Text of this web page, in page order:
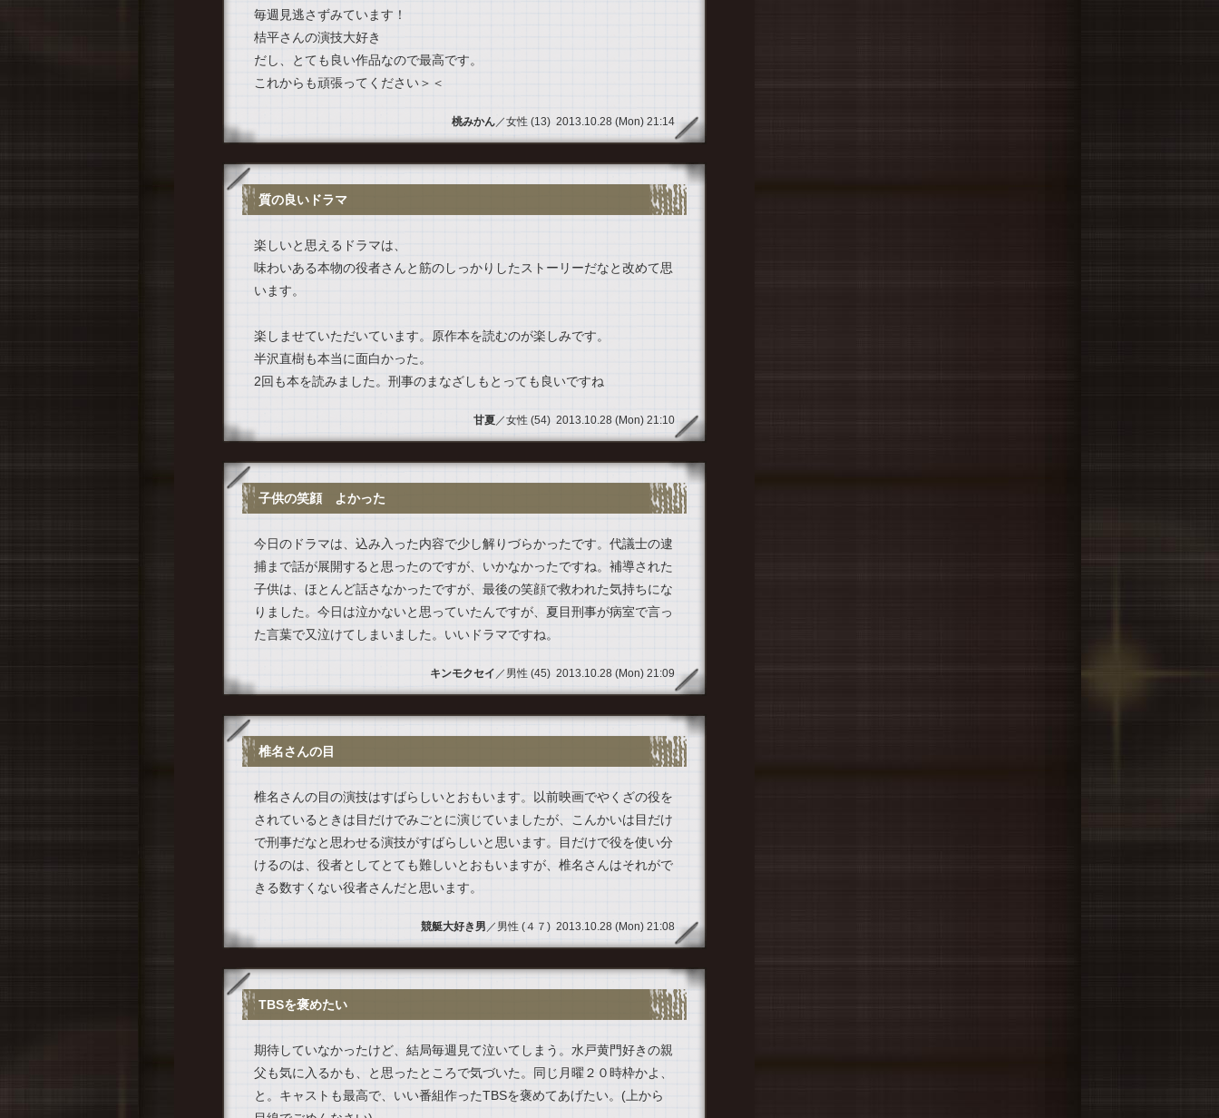
毎週見逃さずみています！
桔平さんの演技大好き
だし、とても良い作品なので最高です。
これからも頑張ってください＞＜
桃みかん／女性 (13) 2013.10.28 (Mon) 21:14
質の良いドラマ
楽しいと思えるドラマは、
味わいある本物の役者さんと筋のしっかりしたストーリーだなと改めて思
います。
楽しませていただいています。原作本を読むのが楽しみです。
半沢直樹も本当に面白かった。
2回も本を読みました。刑事のまなざしもとっても良いですね
甘夏／女性 (54) 2013.10.28 (Mon) 21:10
子供の笑顔 よかった
今日のドラマは、込み入った内容で少し解りづらかったです。代議士の逮
捕まで話が展開すると思ったのですが、いかなかったですね。補導された
子供は、ほとんど話さなかったですが、最後の笑顔で救われた気持ちにな
りました。今日は泣かないと思っていたんですが、夏目刑事が病室で言っ
た言葉で又泣けてしまいました。いいドラマですね。
キンモクセイ ／男性 (45) 2013.10.28 (Mon) 21:09
椎名さんの目
椎名さんの目の演技はすばらしいとおもいます。以前映画でやくざの役を
されているときは目だけでみごとに演じていましたが、こんかいは目だけ
で刑事だなと思わせる演技がすばらしいと思います。目だけで役を使い分
けるのは、役者としてとても難しいとおもいますが、椎名さんはそれがで
きる数すくない役者さんだと思います。
競艇大好き男 ／男性 (４７) 2013.10.28 (Mon) 21:08
TBSを褒めたい
期待していなかったけど、結局毎週見て泣いてしまう。水戸黄門好きの親
父も気に入るかも、と思ったところで気づいた。同じ月曜２０時枠かよ、
と。キャストも最高で、いい番組作ったTBSを褒めてあげたい。(上から